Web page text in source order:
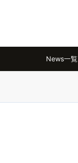
News一覧